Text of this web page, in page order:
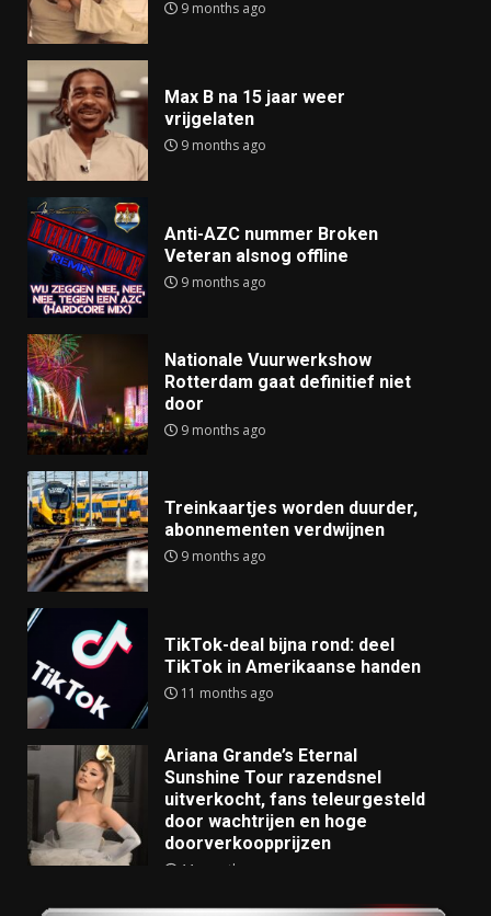
9 months ago
Max B na 15 jaar weer
vrijgelaten
9 months ago
Anti-AZC nummer Broken
Veteran alsnog offline
9 months ago
Nationale Vuurwerkshow
Rotterdam gaat definitief niet
door
9 months ago
Treinkaartjes worden duurder,
abonnementen verdwijnen
9 months ago
TikTok-deal bijna rond: deel
TikTok in Amerikaanse handen
11 months ago
Ariana Grande’s Eternal
Sunshine Tour razendsnel
uitverkocht, fans teleurgesteld
door wachtrijen en hoge
doorverkoopprijzen
11 months ago